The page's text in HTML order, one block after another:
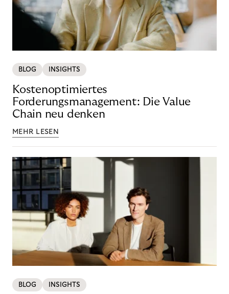
BLOG INSIGHTS
Kostenoptimiertes
Forderungsmanagement: Die Value
Chain neu denken
MEHR LESEN
BLOG INSIGHTS